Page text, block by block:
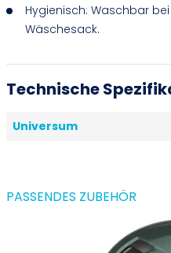
Hygienisch: Waschbar
Wäschesack.
Technische
Universum
PASSENDES ZUBEHÖR